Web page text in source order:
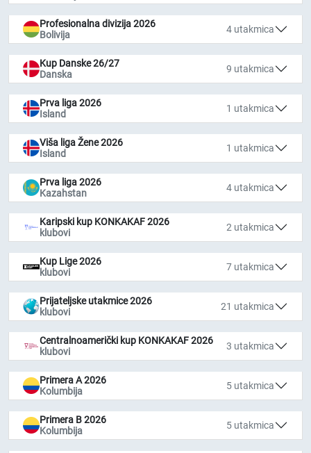
Profesionalna divizija 2026
Bolivija
4 utakmica
Kup Danske 26/27
Danska
9 utakmica
Prva liga 2026
Island
1 utakmica
Viša liga Žene 2026
Island
1 utakmica
Prva liga 2026
Kazahstan
4 utakmica
Karipski kup KONKAKAF 2026
klubovi
2 utakmica
Kup Lige 2026
klubovi
7 utakmica
Prijateljske utakmice 2026
klubovi
21 utakmica
Centralnoamerički kup KONKAKAF 2026
klubovi
3 utakmica
Primera A 2026
Kolumbija
5 utakmica
Primera B 2026
Kolumbija
5 utakmica